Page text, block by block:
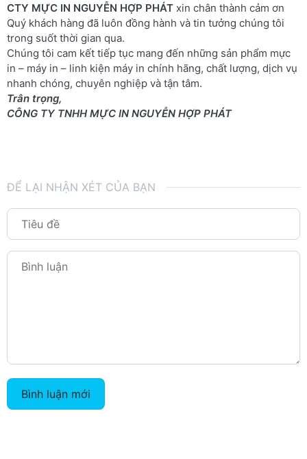
CTY MỰC IN NGUYỄN HỢP PHÁT xin chân thành cảm ơn
Quý khách hàng đã luôn đồng hành và tin tưởng chúng tôi
trong suốt thời gian qua.
Chúng tôi cam kết tiếp tục mang đến những sản phẩm mực
in – máy in – linh kiện máy in chính hãng, chất lượng, dịch vụ
nhanh chóng, chuyên nghiệp và tận tâm.
Trân trọng,
CÔNG TY TNHH MỰC IN NGUYỄN HỢP PHÁT
ĐỂ LẠI NHẬN XÉT CỦA BẠN
Bình luận mới